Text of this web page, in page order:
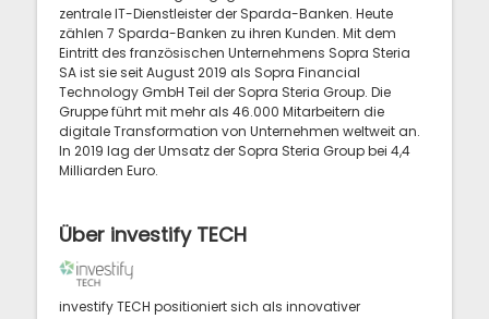
zentrale IT-Dienstleister der Sparda-Banken. Heute
zählen 7 Sparda-Banken zu ihren Kunden. Mit dem
Eintritt des französischen Unternehmens Sopra Steria
SA ist sie seit August 2019 als Sopra Financial
Technology GmbH Teil der Sopra Steria Group. Die
Gruppe führt mit mehr als 46.000 Mitarbeitern die
digitale Transformation von Unternehmen weltweit an.
In 2019 lag der Umsatz der Sopra Steria Group bei 4,4
Milliarden Euro.
Über investify TECH
investify TECH positioniert sich als innovativer